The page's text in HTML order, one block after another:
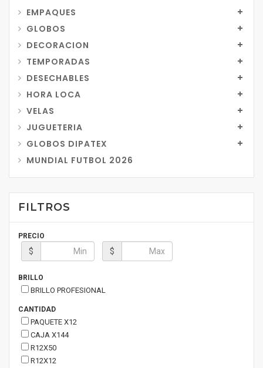
EMPAQUES
GLOBOS
DECORACION
TEMPORADAS
DESECHABLES
HORA LOCA
VELAS
JUGUETERIA
GLOBOS DIPATEX
MUNDIAL FUTBOL 2026
FILTROS
PRECIO
$ $
BRILLO
BRILLO PROFESIONAL
CANTIDAD
PAQUETE X12
CAJA X144
R12X50
R12X12